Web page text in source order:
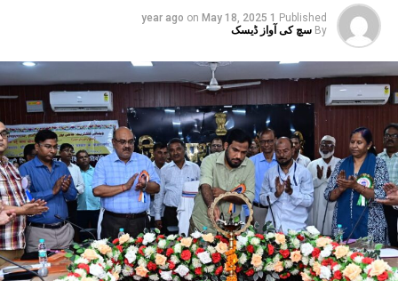
Published
1 year ago
on May 18, 2025
By سچ کی آواز ڈیسک